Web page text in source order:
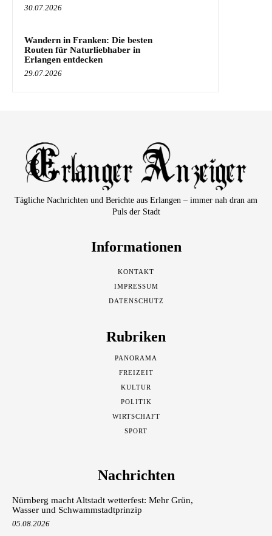
30.07.2026
Wandern in Franken: Die besten
Routen für Naturliebhaber in
Erlangen entdecken
29.07.2026
Tägliche Nachrichten und Berichte aus Erlangen – immer nah dran am
Puls der Stadt
Informationen
KONTAKT
IMPRESSUM
DATENSCHUTZ
Rubriken
PANORAMA
FREIZEIT
KULTUR
POLITIK
WIRTSCHAFT
SPORT
Nachrichten
Nürnberg macht Altstadt wetterfest: Mehr Grün,
Wasser und Schwammstadtprinzip
05.08.2026